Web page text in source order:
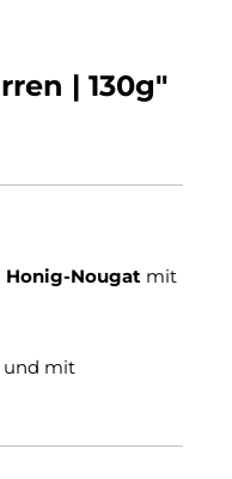
| 130g"
Honig-Nougat mit
und mit